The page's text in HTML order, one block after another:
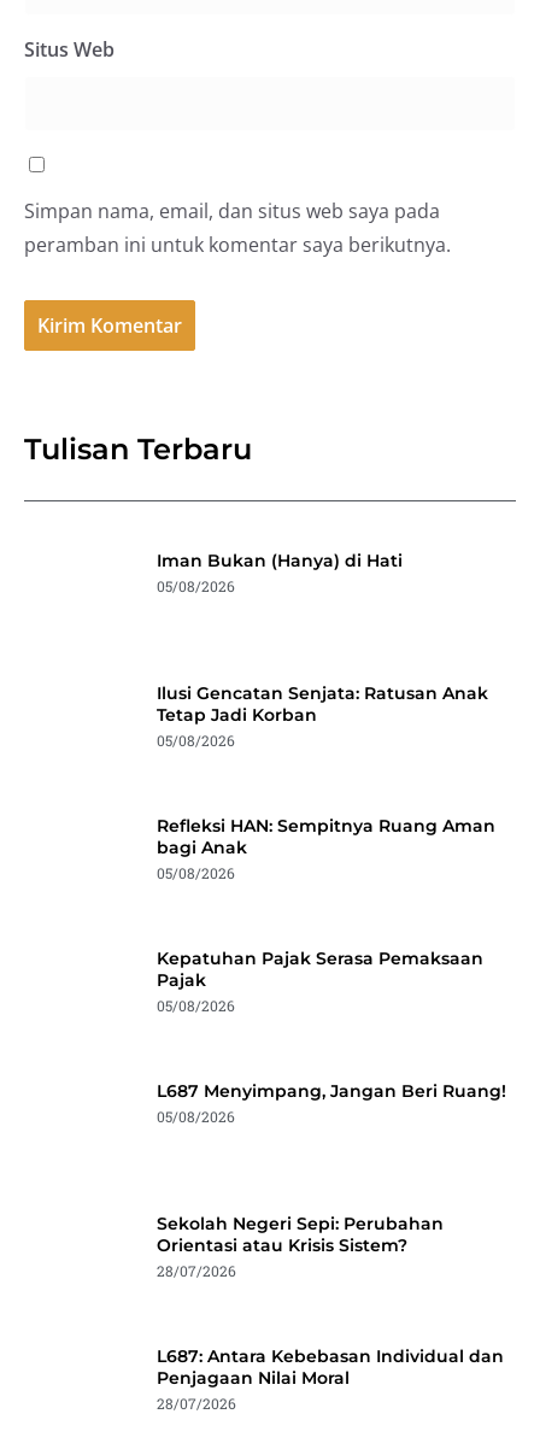
Situs Web
Simpan nama, email, dan situs web saya pada
peramban ini untuk komentar saya berikutnya.
Tulisan Terbaru
Iman Bukan (Hanya) di Hati
05/08/2026
Ilusi Gencatan Senjata: Ratusan Anak
Tetap Jadi Korban
05/08/2026
Refleksi HAN: Sempitnya Ruang Aman
bagi Anak
05/08/2026
Kepatuhan Pajak Serasa Pemaksaan
Pajak
05/08/2026
L687 Menyimpang, Jangan Beri Ruang!
05/08/2026
Sekolah Negeri Sepi: Perubahan
Orientasi atau Krisis Sistem?
28/07/2026
L687: Antara Kebebasan Individual dan
Penjagaan Nilai Moral
28/07/2026